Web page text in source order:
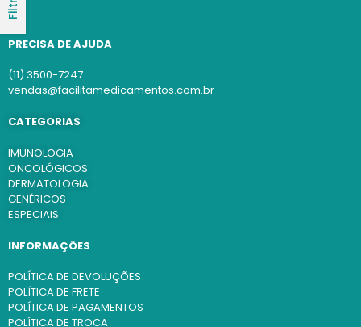
PRECISA DE AJUDA
(11) 3500-7247
vendas@facilitamedicamentos.com.br
CATEGORIAS
IMUNOLOGIA
ONCOLÓGICOS
DERMATOLOGIA
GENÉRICOS
ESPECIAIS
INFORMAÇÕES
POLÍTICA DE DEVOLUÇÕES
POLÍTICA DE FRETE
POLÍTICA DE PAGAMENTOS
POLÍTICA DE TROCA